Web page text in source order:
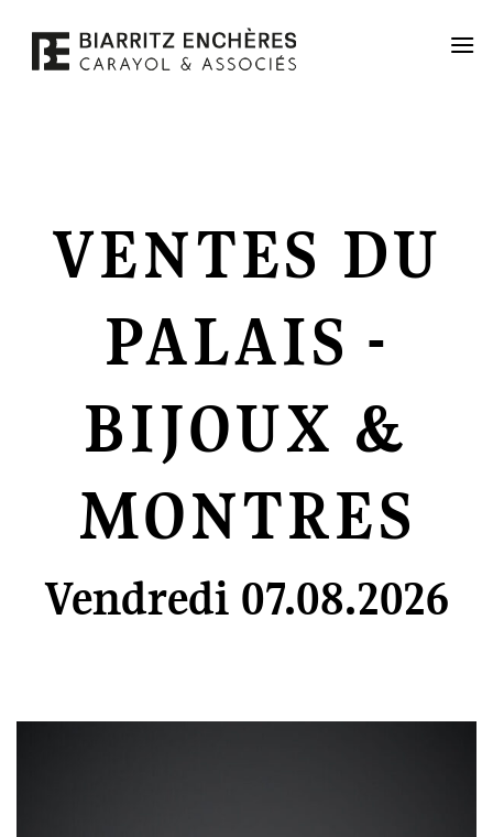
contenu
VENTES DU
PALAIS -
BIJOUX &
MONTRES
Vendredi 07.08.2026